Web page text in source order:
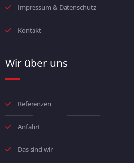
Impressum & Datenschutz
Kontakt
Wir über uns
Referenzen
Anfahrt
Das sind wir